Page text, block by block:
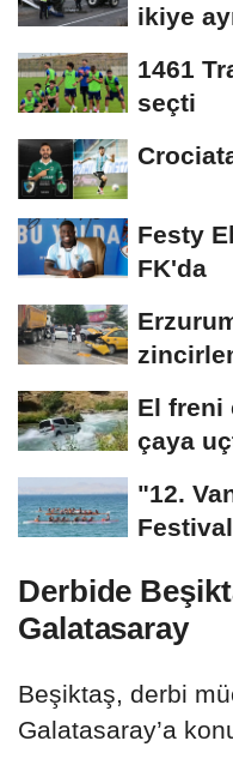
ikiye
1461
seçti
Festy
FK'da
El freni
çaya
"12.
Derbide
Galatasaray
Beşiktaş, derbi
Galatasaray’a